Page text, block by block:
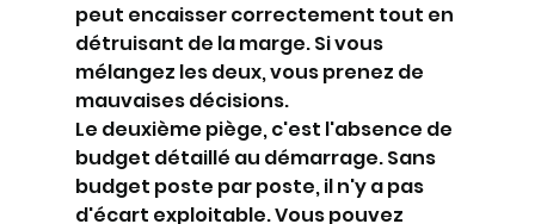
peut encaisser correctement tout en
détruisant de la marge. Si vous
mélangez les deux, vous prenez de
mauvaises décisions.
Le deuxième piège, c'est l'absence de
budget détaillé au démarrage. Sans
budget poste par poste, il n'y a pas
d'écart exploitable. Vous pouvez